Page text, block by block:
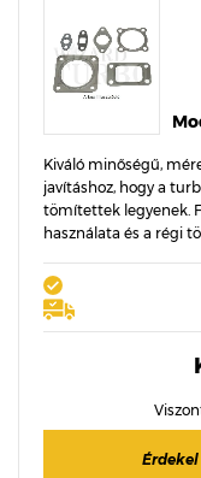
Kiváló minőségű,
javításhoz, hogy a
tömítettek legyenek.
használata és a régi